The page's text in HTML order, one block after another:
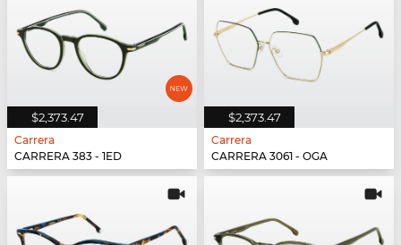
$2,373.47
Carrera
CARRERA 383 - 1ED
$2,373.47
Carrera
CARRERA 3061 - OGA